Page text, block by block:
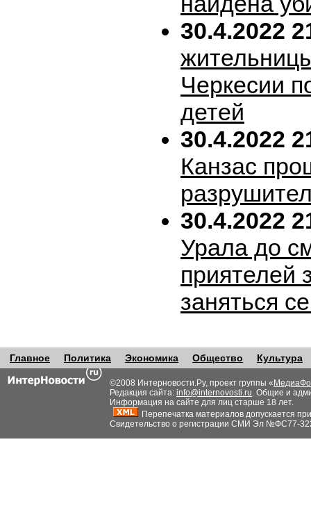
30.4.2022
Черкесии
детей
30.4.2022
Канзас
30.4.2022
Урала до
приятелей
заняться
Главное Политика Экономика Общество Культура
©2008 Интерновости.Ру, проект группы «
Редакция сайта: info@internovosti.ru. Общие и
Информация на сайте для лиц старше 18 лет.
Перепечатка материалов допускается
Свидетельство о регистрации СМИ Эл №ФС77-